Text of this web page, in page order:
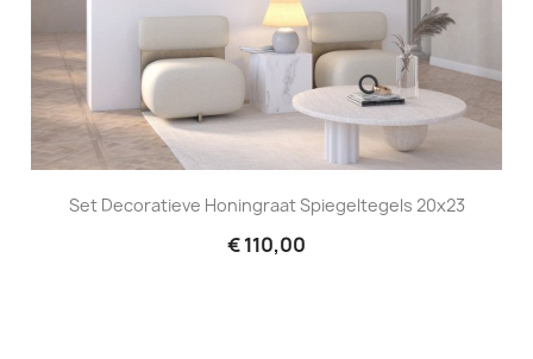
Set Decoratieve Honingraat Spiegeltegels 20x23
€ 110,00